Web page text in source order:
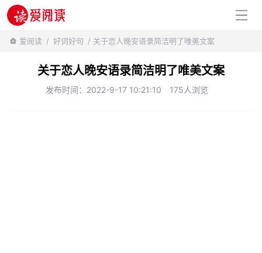
百科知识
爱阅读 / 好词好句 / 关于恋人晚安语录简洁明了唯美文案
关于恋人晚安语录简洁明了唯美文案
发布时间：2022-9-17 10:21:10 175人浏览